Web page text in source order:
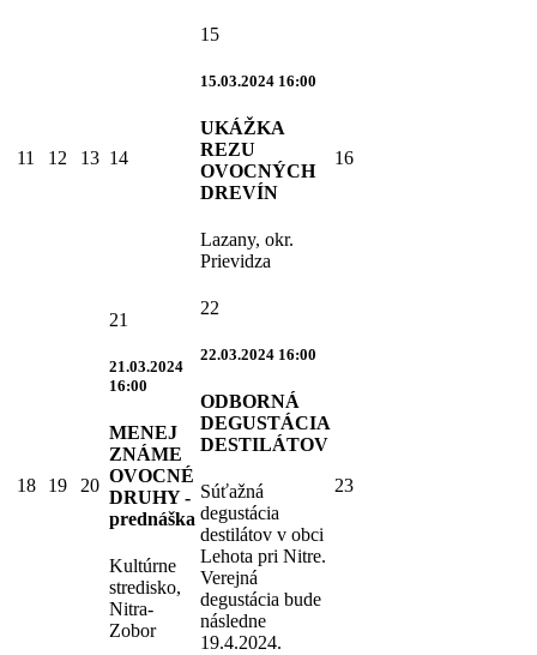
11 12 13 14
15
15.03.2024 16:00
UKÁŽKA
REZU
OVOCNÝCH
DREVÍN
Lazany, okr.
Prievidza
16
18 19 20
21
21.03.2024
16:00
MENEJ
ZNÁME
OVOCNÉ
DRUHY -
prednáška
Kultúrne
stredisko,
Nitra-
Zobor
22
22.03.2024 16:00
ODBORNÁ
DEGUSTÁCIA
DESTILÁTOV
Súťažná
degustácia
destilátov v obci
Lehota pri Nitre.
Verejná
degustácia bude
následne
19.4.2024.
23